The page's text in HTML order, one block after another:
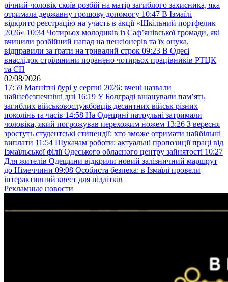
річний чоловік скоїв розбій на матір загиблого захисника, яка
отримала державну грошову допомогу 10:47 В Ізмаїлі
відкрито реєстрацію на участь в акції «Шкільний портфелик
2026» 10:34 Чотирьох молодиків із Саф’янівської громади, які
вчинили розбійний напад на пенсіонерів та їх онука,
відправили за ґрати на тривалий строк 09:23 В Одесі
внаслідок стрілянини поранено чотирьох працівників РТЦК
та СП
02/08/2026
17:59 Магнітні бурі у серпні 2026: вчені назвали
найнебезпечніші дні 16:19 У Болграді вшанували пам’ять
загиблих військовослужбовців десантних військ різних
поколінь та часів 14:58 На Одещині патрульні затримали
чоловіка, який погрожував перехожим ножем 13:26 З вересня
зростуть студентські стипендії: хто зможе отримати найбільші
виплати 11:54 Шукачам роботи: актуальні пропозиції праці від
Ізмаїльської філії Одеського обласного центру зайнятості 10:27
Для жителів Одещини відкрили новий залізничний маршрут
до Німеччини 09:08 Особиста безпека: в Ізмаїлі провели
інтерактивний квест для підлітків
Рекламные новости